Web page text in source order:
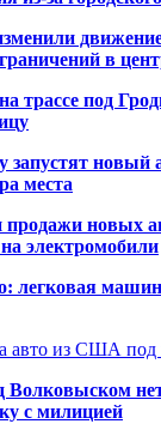
в
трассе под
новый
места
продажи новых
электромобили
легковая
авто из США
Волковыском
с милицией